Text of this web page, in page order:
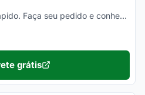
E conte ainda com envio rápido. Faça seu pedido e conheça!
grátis